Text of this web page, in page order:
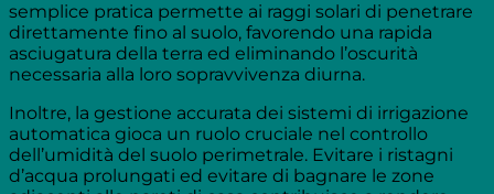
semplice pratica permette ai raggi solari di penetrare
direttamente fino al suolo, favorendo una rapida
asciugatura della terra ed eliminando l’oscurità
necessaria alla loro sopravvivenza diurna.
Inoltre, la gestione accurata dei sistemi di irrigazione
automatica gioca un ruolo cruciale nel controllo
dell’umidità del suolo perimetrale. Evitare i ristagni
d’acqua prolungati ed evitare di bagnare le zone